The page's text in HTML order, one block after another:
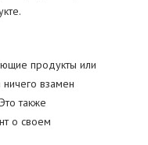
продукты или
взамен
также
о своем